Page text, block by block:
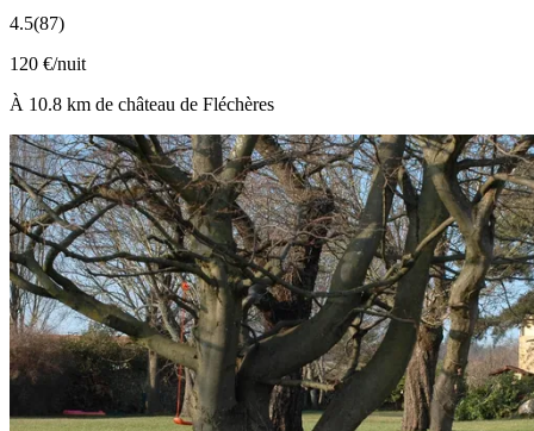
4.5(87)
120 €/nuit
À 10.8 km de château de Fléchères